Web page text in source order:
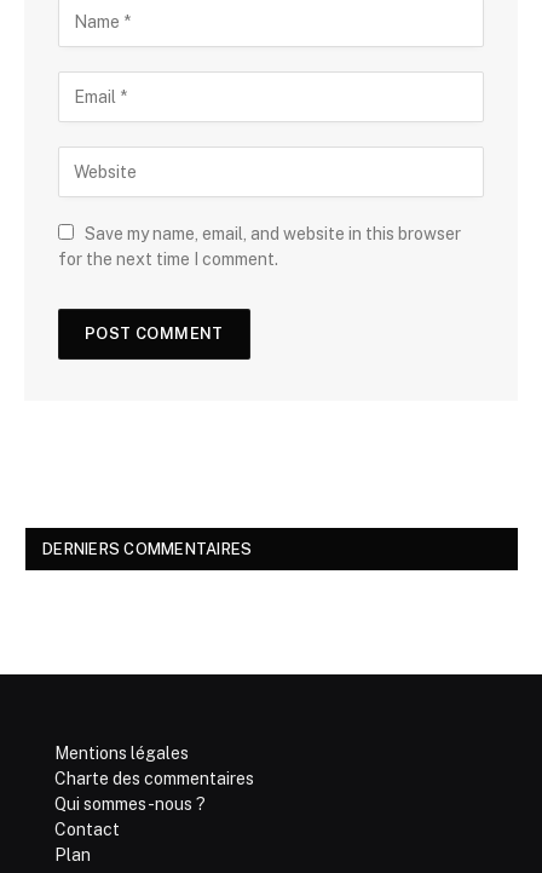
Save my name, email, and website in this browser
for the next time I comment.
DERNIERS COMMENTAIRES
Mentions légales
Charte des commentaires
Qui sommes-nous ?
Contact
Plan